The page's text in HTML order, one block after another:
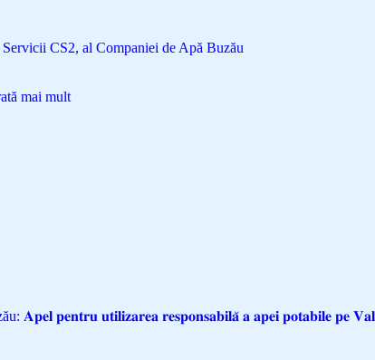
CS2, al Companiei de Apă Buzău
mai mult
𝐀𝐩𝐞𝐥 𝐩𝐞𝐧𝐭𝐫𝐮 𝐮𝐭𝐢𝐥𝐢𝐳𝐚𝐫𝐞𝐚 𝐫𝐞𝐬𝐩𝐨𝐧𝐬𝐚𝐛𝐢𝐥𝐚̆ 𝐚 𝐚𝐩𝐞𝐢 𝐩𝐨𝐭𝐚𝐛𝐢𝐥𝐞 𝐩𝐞